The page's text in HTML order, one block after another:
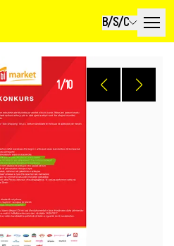
B/S/C
1/10